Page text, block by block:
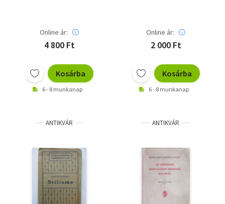
Online ár:
4 800 Ft
Kosárba
6 - 8 munkanap
Online ár:
2 000 Ft
Kosárba
6 - 8 munkanap
ANTIKVÁR ANTIKVÁR